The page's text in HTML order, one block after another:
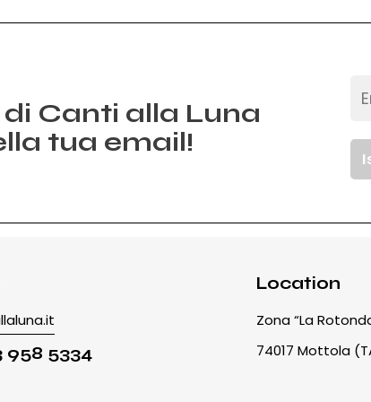
Canti alla Luna
tua email!
958 5334
Location
Zona “La
74017 Mottola